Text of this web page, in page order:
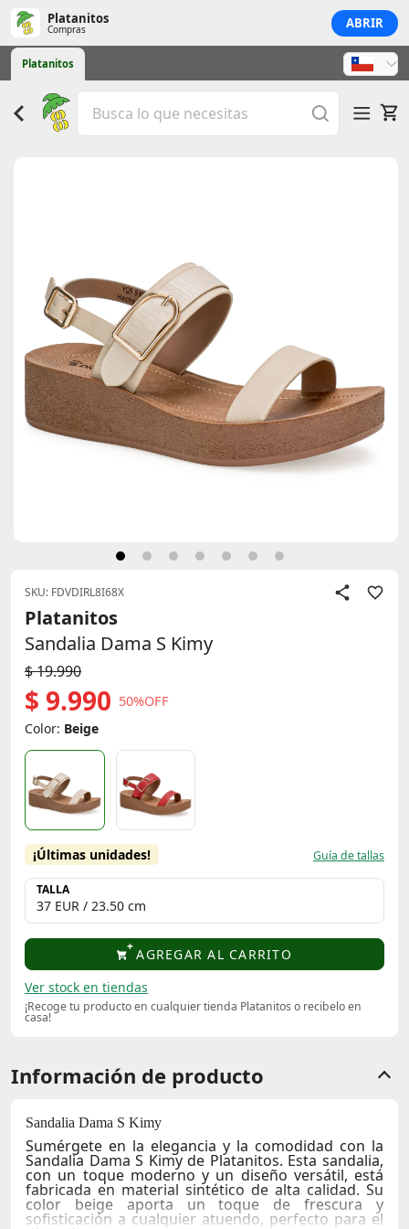
Platanitos
Compras ABRIR
Platanitos
SKU: FDVDIRL8I68X
Platanitos
Sandalia Dama S Kimy
$ 19.990
$ 9.990 50%OFF
Color: Beige
¡Últimas unidades! Guía de tallas
TALLA
AGREGAR AL CARRITO
Ver stock en tiendas
¡Recoge tu producto en cualquier tienda Platanitos o recibelo en
casa!
Información de producto
Sandalia Dama S Kimy
Sumérgete en la elegancia y la comodidad con la
Sandalia Dama S Kimyde Platanitos. Esta sandalia,
con un toque moderno y un diseño versátil, está
fabricada en material sintético de alta calidad. Su
color beige aporta un toque de frescura y
sofisticación a cualquier atuendo, perfecto para el